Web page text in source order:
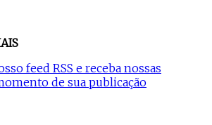
feed RSS e receba nossas
de sua publicação